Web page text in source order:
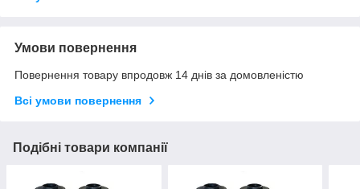
Умови повернення
Повернення товару впродовж 14 днів за домовленістю
Всі умови повернення
Подібні товари компанії